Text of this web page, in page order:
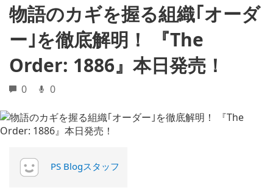
物語のカギを握る組織｢オーダ
ー｣を徹底解明！ 『The
Order: 1886』本日発売！
0 0
PS Blogスタッフ